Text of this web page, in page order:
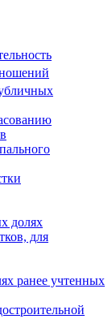
долях
для
ранее учтенных